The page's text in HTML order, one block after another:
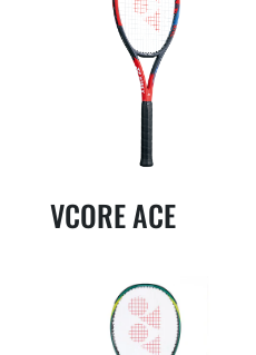
VCORE ACE